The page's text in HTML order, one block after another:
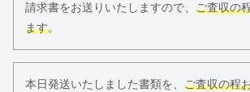
請求書をお送りいたしますので、 ご査収の
ます。
本日発送いたしました書類を、 ご査収の程